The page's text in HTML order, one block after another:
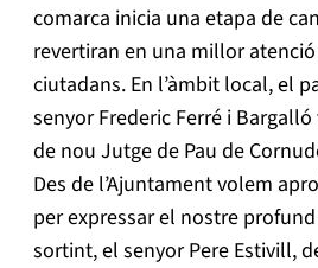
comarca inicia una etapa de
revertiran en una millor
ciutadans. En l’àmbit local, el
senyor Frederic Ferré i
de nou Jutge de Pau de
Des de l’Ajuntament volem
per expressar el nostre
sortint, el senyor Pere Estivill,